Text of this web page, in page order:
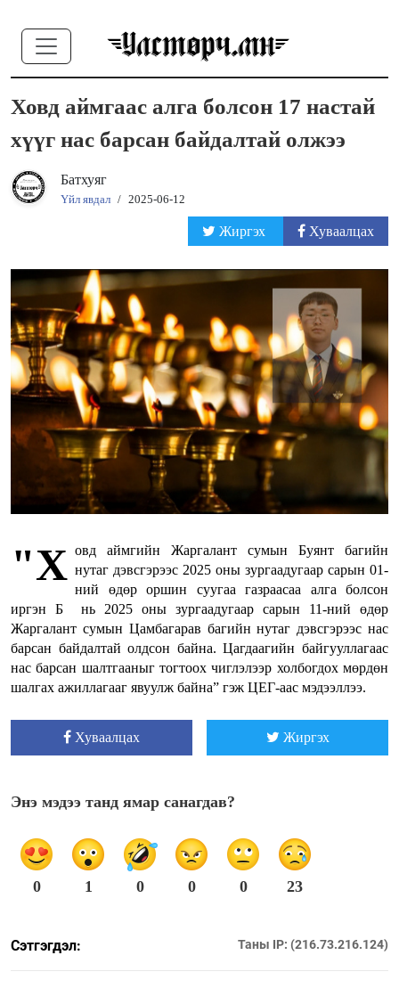
Ховд аймгаас алга болсон 17 настай
хүүг нас барсан байдалтай олжээ
Батхуяг
Үйл явдал / 2025-06-12
Жиргэх Хуваалцах
"Х овд аймгийн Жаргалант сумын Буянт багийн
нутаг дэвсгэрээс 2025 оны зургаадугаар сарын 01-
ний өдөр оршин суугаа газраасаа алга болсон
иргэн Б нь 2025 оны зургаадугаар сарын 11-ний өдөр
Жаргалант сумын Цамбагарав багийн нутаг дэвсгэрээс нас
барсан байдалтай олдсон байна. Цагдаагийн байгууллагаас
нас барсан шалтгааныг тогтоох чиглэлээр холбогдох мөрдөн
шалгах ажиллагааг явуулж байна” гэж ЦЕГ-аас мэдээллээ.
Хуваалцах Жиргэх
Энэ мэдээ танд ямар санагдав?
0 1 0 0 0 23
Сэтгэгдэл: Таны IP: (216.73.216.124)